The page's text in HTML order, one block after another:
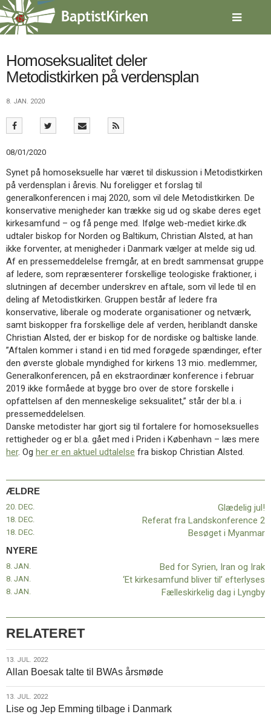
Spring
menu
over
gå
indholdVend
forsiden
Forside
3.0:
Kalender
4.0:
Inspiration
5.0:
Værktøjskassen
6.0:
Mission
7.0:
Om
BaptistKirken
8.0:
Kontakt
9.0:
Forside
10.0:
Nyheder
11.0:
Kalender
12.0:
Inspiration
13.0:
Værktøjskassen
14.0:
Mission
15.0:
Om
BaptistKirken
16.0:
Kontakt
Næste
indlæg:
Bed
for
Syrien,
Iran
og
Glædelig
Homoseksualitet deler
Metodistkirken på verdensplan
8. JAN. 2020
08/01/2020
Synet på homoseksuelle har været til diskussion i Metodistkirken
på verdensplan i årevis. Nu foreligger et forslag til
generalkonferencen i maj 2020, som vil dele Metodistkirken. De
konservative menigheder kan trække sig ud og skabe deres eget
kirkesamfund – og få penge med. Ifølge web-mediet kirke.dk
udtaler biskop for Norden og Baltikum, Christian Alsted, at han
ikke forventer, at menigheder i Danmark vælger at melde sig ud.
Af en pressemeddelelse fremgår, at en bredt sammensat gruppe
af ledere, som repræsenterer forskellige teologiske fraktioner, i
slutningen af december underskrev en aftale, som vil lede til en
deling af Metodistkirken. Gruppen består af ledere fra
konservative, liberale og moderate organisationer og netværk,
samt biskopper fra forskellige dele af verden, heriblandt danske
Christian Alsted, der er biskop for de nordiske og baltiske lande.
”Aftalen kommer i stand i en tid med forøgede spændinger, efter
den øverste globale myndighed for kirkens 13 mio. medlemmer,
Generalkonferencen, på en ekstraordinær konference i februar
2019 ikke formåede at bygge bro over de store forskelle i
opfattelsen af den menneskelige seksualitet,” står der bl.a. i
pressemeddelelsen.
Danske metodister har gjort sig til fortalere for homoseksuelles
rettigheder og er bl.a. gået med i Priden i København – læs mere
her. Og her er en aktuel udtalelse fra biskop Christian Alsted.
ÆLDRE
20. DEC. Glædelig jul!
18. DEC. Referat fra Landskonference 2
18. DEC. Besøget i Myanmar
NYERE
Bed for Syrien, Iran og Irak
8. JAN.
‘Et kirkesamfund bliver til’ efterlyses
8. JAN.
Fælleskirkelig dag i Lyngby
8. JAN.
RELATERET
13.
jul.
2022
13. JUL. 2022
Allan Boesak talte til BWAs årsmøde
13.
jul.
13. JUL. 2022
Lise og Jep Emming tilbage i Danmark